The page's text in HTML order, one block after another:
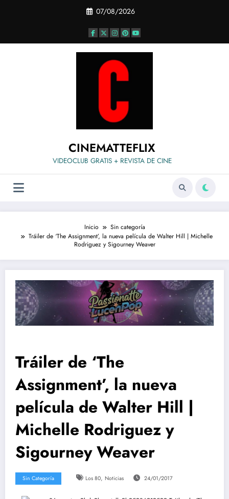
07/08/2026
CINEMATTEFLIX
VIDEOCLUB GRATIS + REVISTA DE CINE
Inicio
Sin categoría
Tráiler de ‘The Assignment’, la nueva película de Walter Hill | Michelle
Rodriguez y Sigourney Weaver
Tráiler de ‘The
Assignment’, la nueva
película de Walter Hill |
Michelle Rodriguez y
Sigourney Weaver
Sin Categoría Los 80, Noticias 24/01/2017